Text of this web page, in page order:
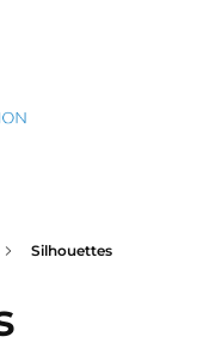
Silhouettes